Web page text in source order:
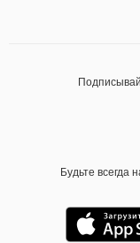
Будьте всегда